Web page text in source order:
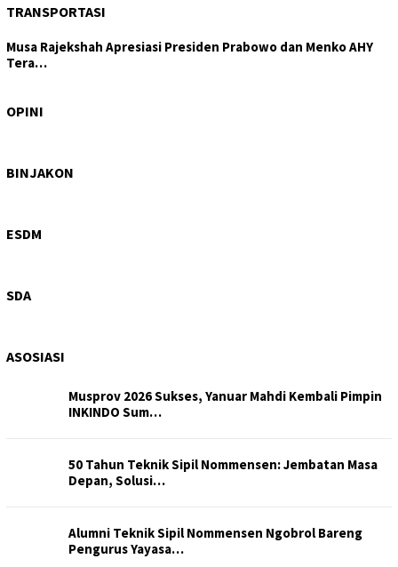
TRANSPORTASI
Musa Rajekshah Apresiasi Presiden Prabowo dan Menko AHY
Tera…
OPINIDPRD Samo…
BINJAKON
Perdagangan, Invest…
ESDMSipiong…
SDASaluran Iri…
ASOSIASI
Musprov 2026 Sukses, Yanuar Mahdi Kembali Pimpin
INKINDO Sum…
50 Tahun Teknik Sipil Nommensen: Jembatan Masa
Depan, Solusi…
Alumni Teknik Sipil Nommensen Ngobrol Bareng
Pengurus Yayasa…